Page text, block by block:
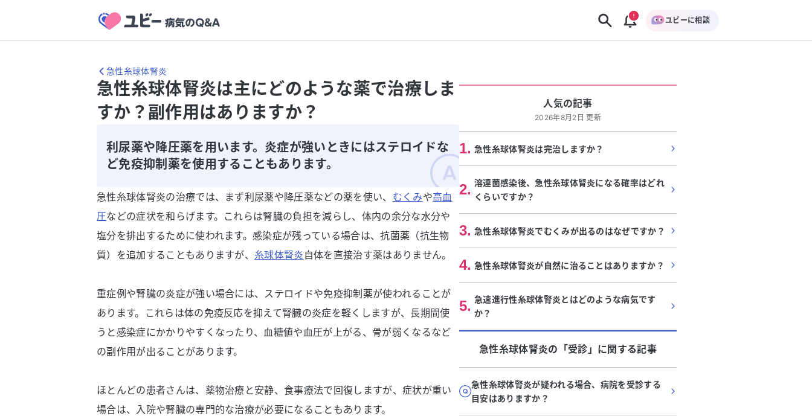
ユビーに相談
急性糸球体腎炎
急性糸球体腎炎は主にどのような薬で治療しま
すか？副作用はありますか？
利尿薬や降圧薬を用います。炎症が強いときにはステロイドな
ど免疫抑制薬を使用することもあります。
急性糸球体腎炎の治療では、まず利尿薬や降圧薬などの薬を使い、 むくみや高血
圧などの症状を和らげます。これらは腎臓の負担を減らし、体内の余分な水分や
塩分を排出するために使われます。感染症が残っている場合は、抗菌薬（抗生物
質）を追加することもありますが、糸球体腎炎 自体を直接治す薬はありません。
重症例や腎臓の炎症が強い場合には、ステロイドや免疫抑制薬が使われることが
あります。これらは体の免疫反応を抑えて腎臓の炎症を軽くしますが、長期間使
うと感染症にかかりやすくなったり、血糖値や血圧が上がる、骨が弱くなるなど
の副作用が出ることがあります。
ほとんどの患者さんは、薬物治療と安静、食事療法で回復しますが、症状が重い
場合は、入院や腎臓の専門的な治療が必要になることもあります。
人気の記事
2026年8月2日 更新
1. 急性糸球体腎炎は完治しますか？
2. 溶連菌感染後、急性糸球体腎炎になる確率はどれ
くらいですか？
3. 急性糸球体腎炎でむくみが出るのはなぜですか？
4. 急性糸球体腎炎が自然に治ることはありますか？
5. 急速進行性糸球体腎炎とはどのような病気です
か？
急性糸球体腎炎の「受診 」に関する記事
急性糸球体腎炎が疑われる場合、病院を受診する
目安はありますか？